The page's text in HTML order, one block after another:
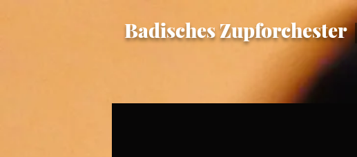
Badisches Zupforchester